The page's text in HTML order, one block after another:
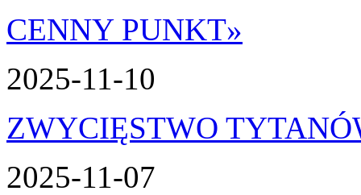
CENNY PUNKT»
2025-11-10
ZWYCIĘSTWO
2025-11-07